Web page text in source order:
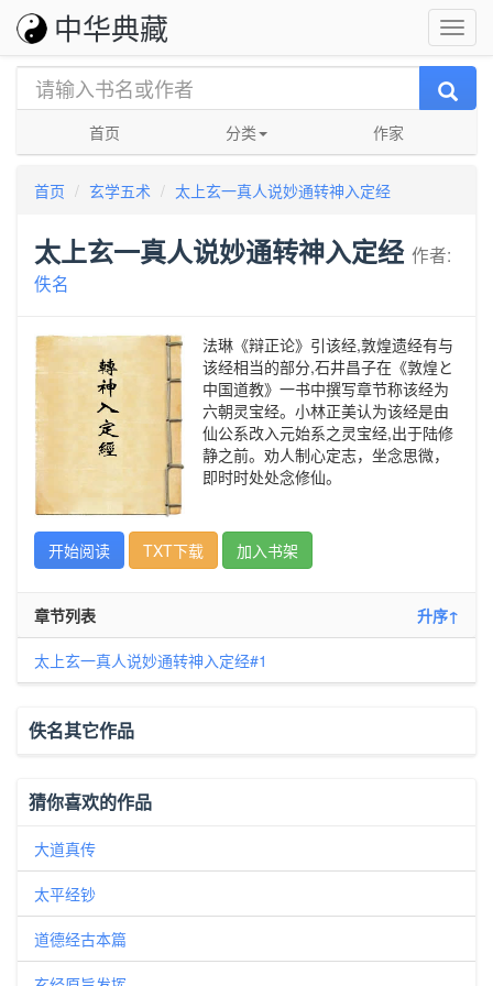
中华典藏
首页 分类 作家
首页 玄学五术 太上玄一真人说妙通转神入定经
太上玄一真人说妙通转神入定经 作者:
佚名
法琳《辩正论》引该经,敦煌遗经有与
该经相当的部分,石井昌子在《敦煌と
中国道教》一书中撰写章节称该经为
六朝灵宝经。小林正美认为该经是由
仙公系改入元始系之灵宝经,出于陆修
静之前。劝人制心定志，坐念思微，
即时时处处念修仙。
开始阅读 TXT下载 加入书架
章节列表 升序↑
太上玄一真人说妙通转神入定经#1
佚名其它作品
猜你喜欢的作品
大道真传
太平经钞
道德经古本篇